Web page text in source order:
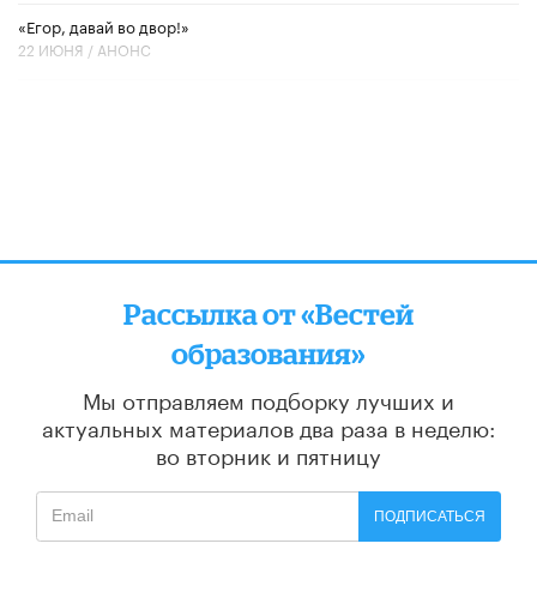
«Егор, давай во двор!»
22 ИЮНЯ / АНОНС
Рассылка от «Вестей
образования»
Мы отправляем подборку лучших и
актуальных материалов два раза в неделю:
во вторник и пятницу
ПОДПИСАТЬСЯ